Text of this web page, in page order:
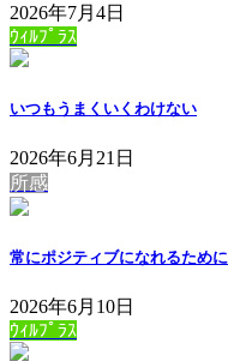
2026年7月4日
ｳｨﾙﾌﾟﾗｽ
いつもうまくいくわけない
2026年6月21日
所感
常にポジティブになれるために
2026年6月10日
ｳｨﾙﾌﾟﾗｽ